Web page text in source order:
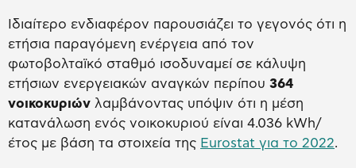
Ιδιαίτερο ενδιαφέρον παρουσιάζει το γεγονός ότι η
ετήσια παραγόμενη ενέργεια από τον
φωτοβολταϊκό σταθμό ισοδυναμεί σε κάλυψη
ετήσιων ενεργειακών αναγκών περίπου 364
νοικοκυριών λαμβάνοντας υπόψιν ότι η μέση
κατανάλωση ενός νοικοκυριού είναι 4.036 kWh/
έτος με βάση τα στοιχεία της Eurostat για το 2022.